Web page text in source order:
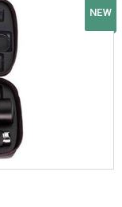
NEW